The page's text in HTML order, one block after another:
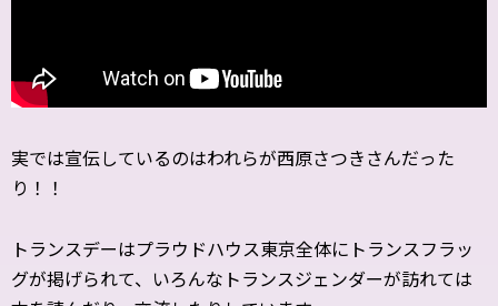
実では宣伝しているのはわれらが西原さつきさんだった
り！！
トランスデーはプラウドハウス東京全体にトランスフラッ
グが掲げられて、いろんなトランスジェンダーが訪れては